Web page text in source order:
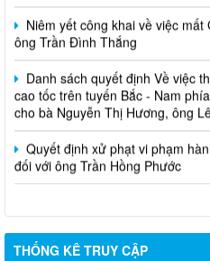
Niêm yết công khai về việc mất
ông Trần Đình Thắng
Danh sách quyết định Về việc
cao tốc trên tuyến Bắc - Nam
cho bà Nguyễn Thị Hương, ông
Quyết định xử phạt vi phạm
đối với ông Trần Hồng Phước
THỐNG KÊ TRUY CẬP